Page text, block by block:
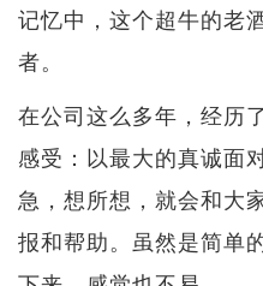
记忆中，这个超牛的老
者。
在公司这么多年，经
感受：以最大的真诚面
急，想所想，就会和大
报和帮助。虽然是简单